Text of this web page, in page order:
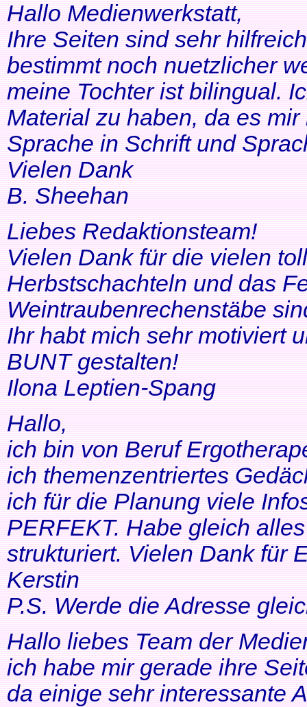
Hallo Medienwerkstatt,
Ihre Seiten sind sehr
bestimmt noch nuetzlicher
meine Tochter ist bilingual.
Material zu haben, da es
Sprache in Schrift und
Vielen Dank
B. Sheehan
Liebes Redaktionsteam!
Vielen Dank für die vielen
Herbstschachteln und das
Weintraubenrechenstäbe
Ihr habt mich sehr motiviert
BUNT gestalten!
Ilona Leptien-Spang
Hallo,
ich bin von Beruf
ich themenzentriertes
ich für die Planung viele
PERFEKT. Habe gleich
strukturiert. Vielen Dank für
Kerstin
P.S. Werde die Adresse
Hallo liebes Team der
ich habe mir gerade ihre
da einige sehr interessante